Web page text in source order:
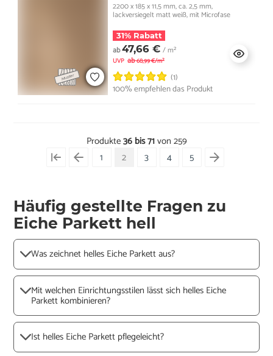
2200 x 185 x 11,5 mm, ca. 2,5 mm,
lackversiegelt matt weiß, mit Microfase
31% Rabatt
ab47,66 € / m²
UVP ab68,99 €/m²
(1)
100% empfehlen das Produkt
Produkte36 bis 71von 259
1
2 3 4 5
Häufig gestellte Fragen zu
Eiche Parkett hell
Was zeichnet helles Eiche Parkett aus?
Mit welchen Einrichtungsstilen lässt sich helles Eiche
Parkett kombinieren?
Ist helles Eiche Parkett pflegeleicht?